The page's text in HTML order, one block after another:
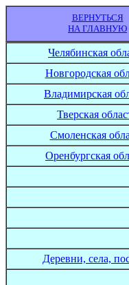
ВЕРНУТЬСЯ
НА ГЛАВНУЮ
Челябинская
Новгородская
Владимирская
Тверская
Смоленская
Оренбургская
Деревни, села,